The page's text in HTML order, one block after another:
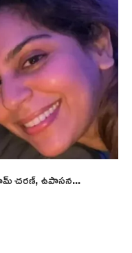
రామ్ చరణ్, ఉపాసన...